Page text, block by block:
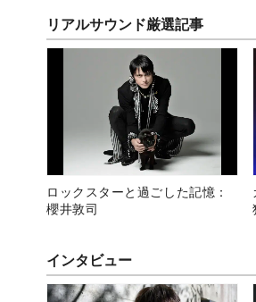
リアルサウンド厳選記事
ロックスターと過ごした記憶：
櫻井敦司
インタビュー